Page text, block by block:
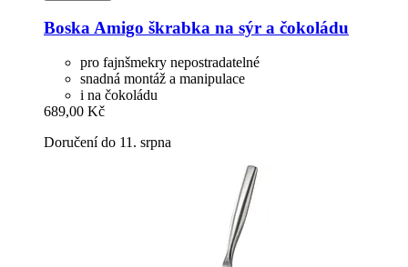
Boska Amigo škrabka na sýr a čokoládu
pro fajnšmekry nepostradatelné
snadná montáž a manipulace
i na čokoládu
689,00 Kč
Doručení do 11. srpna